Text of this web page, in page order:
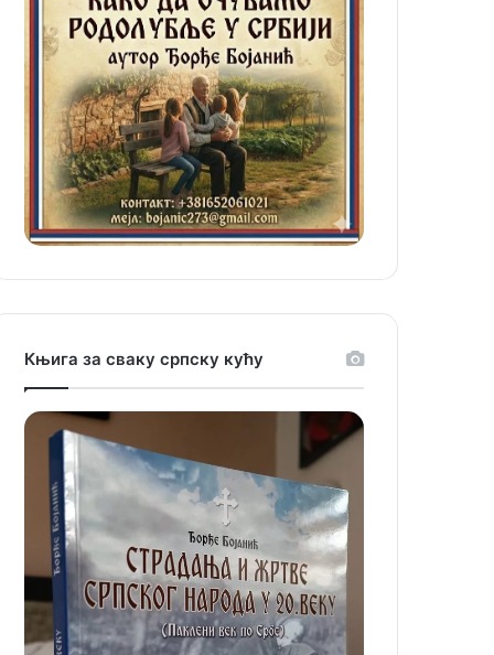
Књига за сваку српску кућу